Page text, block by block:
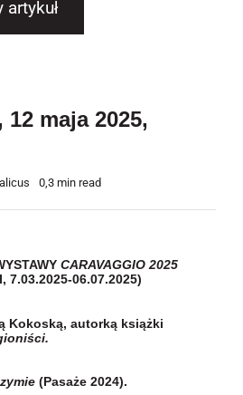
artykuł
12 maja 2025,
0,3 min read
CARAVAGGIO 2025
7.03.2025-06.07.2025)
Kokoską, autorką książki
(Pasaże 2024).